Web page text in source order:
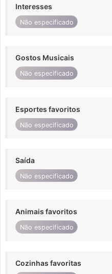
Interesses
Não especificado
Gostos Musicais
Não especificado
Esportes favoritos
Não especificado
Saída
Não especificado
Animais favoritos
Não especificado
Cozinhas favoritas